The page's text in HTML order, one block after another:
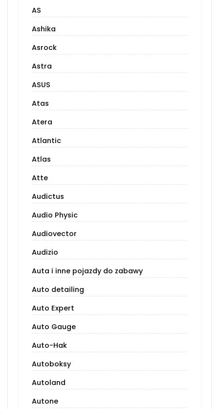
AS
Ashika
Asrock
Astra
ASUS
Atas
Atera
Atlantic
Atlas
Atte
Audictus
Audio Physic
Audiovector
Audizio
Auta i inne pojazdy do zabawy
Auto detailing
Auto Expert
Auto Gauge
Auto-Hak
Autoboksy
Autoland
Autone